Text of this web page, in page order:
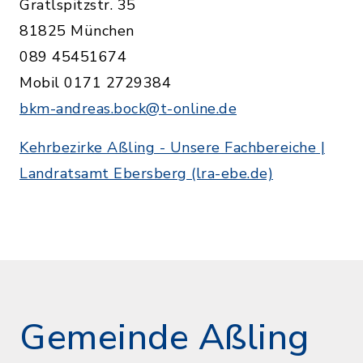
Gratlspitzstr. 35
81825 München
089 45451674
Mobil 0171 2729384
bkm-andreas.bock@t-online.de
Kehrbezirke Aßling - Unsere Fachbereiche |
Landratsamt Ebersberg (lra-ebe.de)
Gemeinde Aßling